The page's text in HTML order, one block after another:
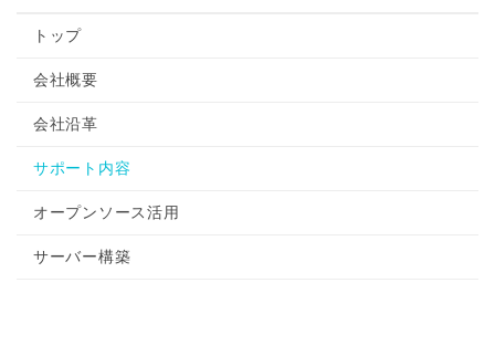
トップ
会社概要
会社沿革
サポート内容
オープンソース活用
サーバー構築